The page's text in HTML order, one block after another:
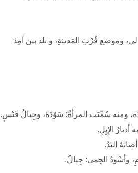
وموضع قُرْبَ المَدينةِ، و بلد بينَ آمِدَ
ومنه سُمِّيَت المرأةُ: سَوْدَةَ، وجِبالُ قَيْسٍ.
الإِبِلِ.
اليَدُ.
وأسْوَدُ الحِمى: جِبالٌ.